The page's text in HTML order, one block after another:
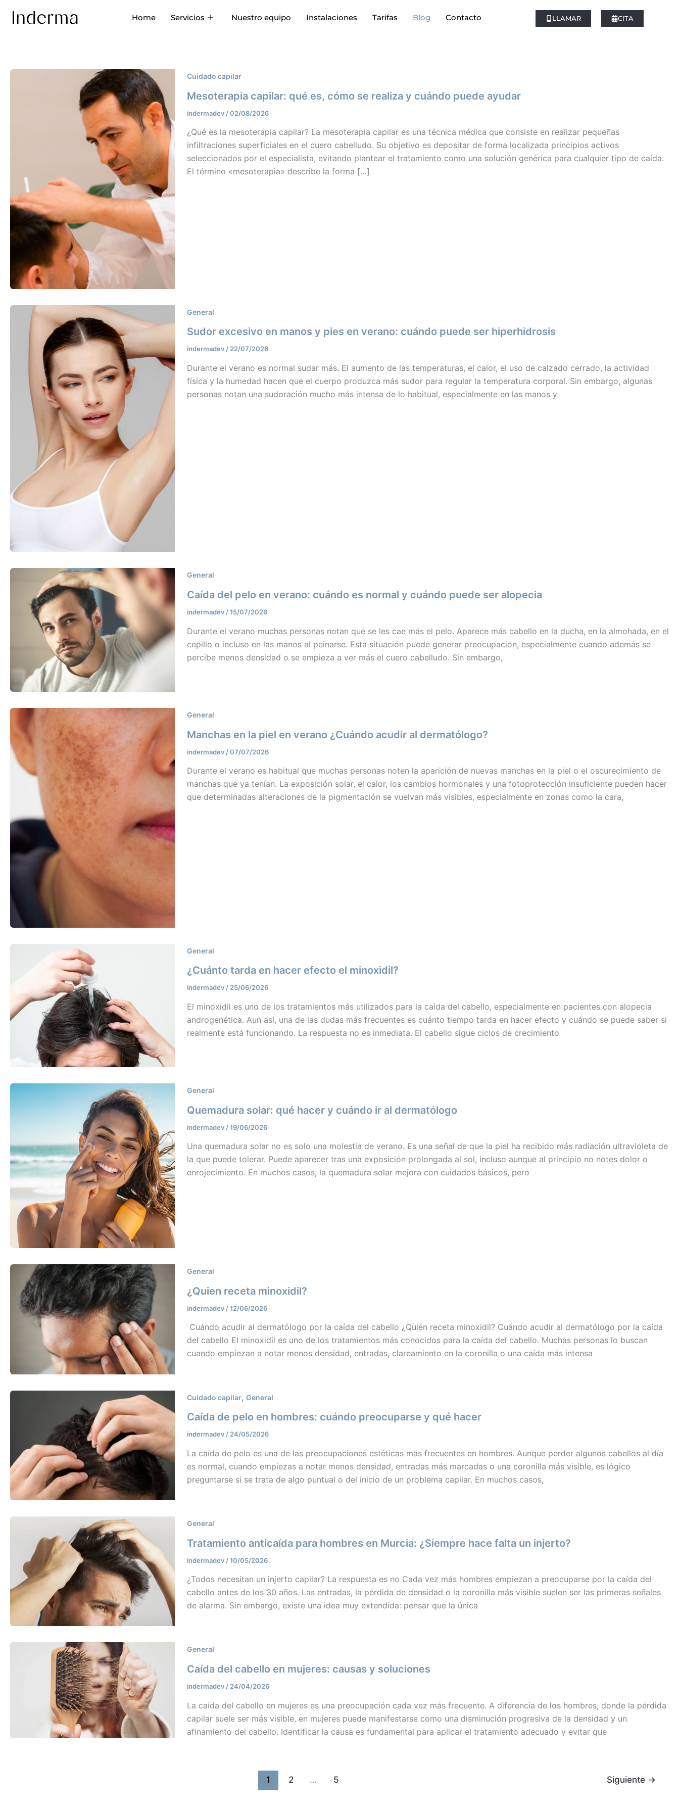
Home Servicios Nuestro equipo Instalaciones Tarifas Blog Contacto LLAMAR CITA
Cuidado capilar
Mesoterapia capilar: qué es, cómo se realiza y cuándo puede ayudar
indermadev /02/08/2026
¿Qué es la mesoterapia capilar? La mesoterapia capilar es una técnica médica que consiste en realizar pequeñas
infiltraciones superficiales en el cuero cabelludo. Su objetivo es depositar de forma localizada principios activos
seleccionados por el especialista, evitando plantear el tratamiento como una solución genérica para cualquier tipo de caída.
El término «mesoterapia» describe la forma […]
General
Sudor excesivo en manos y pies en verano: cuándo puede ser hiperhidrosis
indermadev/ 22/07/2026
Durante el verano es normal sudar más. El aumento de las temperaturas, el calor, el uso de calzado cerrado, la actividad
física y la humedad hacen que el cuerpo produzca más sudor para regular la temperatura corporal. Sin embargo, algunas
personas notan una sudoración mucho más intensa de lo habitual, especialmente en las manos y
General
Caída del pelo en verano: cuándo es normal y cuándo puede ser alopecia
indermadev/15/07/2026
Durante el verano muchas personas notan que se les cae más el pelo. Aparece más cabello en la ducha, en la almohada, en el
cepillo o incluso en las manos al peinarse. Esta situación puede generar preocupación, especialmente cuando además se
percibe menos densidad o se empieza a ver más el cuero cabelludo. Sin embargo,
General
Manchas en la piel en verano ¿Cuándo acudir al dermatólogo?
indermadev /07/07/2026
Durante el verano es habitual que muchas personas noten la aparición de nuevas manchas en la piel o el oscurecimiento de
manchas que ya tenían. La exposición solar, el calor, los cambios hormonales y una fotoprotección insuficiente pueden hacer
que determinadas alteraciones de la pigmentación se vuelvan más visibles, especialmente en zonas como la cara,
General
¿Cuánto tarda en hacer efecto el minoxidil?
indermadev/ 25/06/2026
El minoxidil es uno de los tratamientos más utilizados para la caída del cabello, especialmente en pacientes con alopecia
androgenética. Aun así, una de las dudas más frecuentes es cuánto tiempo tarda en hacer efecto y cuándo se puede saber si
realmente está funcionando. La respuesta no es inmediata. El cabello sigue ciclos de crecimiento
General
Quemadura solar: qué hacer y cuándo ir al dermatólogo
indermadev /19/06/2026
Una quemadura solar no es solo una molestia de verano. Es una señal de que la piel ha recibido más radiación ultravioleta de
la que puede tolerar. Puede aparecer tras una exposición prolongada al sol, incluso aunque al principio no notes dolor o
enrojecimiento. En muchos casos, la quemadura solar mejora con cuidados básicos, pero
General
¿Quien receta minoxidil?
indermadev /12/06/2026
Cuándo acudir al dermatólogo por la caída del cabello ¿Quién receta minoxidil? Cuándo acudir al dermatólogo por la caída
del cabello El minoxidil es uno de los tratamientos más conocidos para la caída del cabello. Muchas personas lo buscan
cuando empiezan a notar menos densidad, entradas, clareamiento en la coronilla o una caída más intensa
Cuidado capilar, General
Caída de pelo en hombres: cuándo preocuparse y qué hacer
indermadev/ 24/05/2026
La caída de pelo es una de las preocupaciones estéticas más frecuentes en hombres. Aunque perder algunos cabellos al día
es normal, cuando empiezas a notar menos densidad, entradas más marcadas o una coronilla más visible, es lógico
preguntarse si se trata de algo puntual o del inicio de un problema capilar. En muchos casos,
General
Tratamiento anticaída para hombres en Murcia: ¿Siempre hace falta un injerto?
indermadev /10/05/2026
¿Todos necesitan un injerto capilar? La respuesta es no Cada vez más hombres empiezan a preocuparse por la caída del
cabello antes de los 30 años. Las entradas, la pérdida de densidad o la coronilla más visible suelen ser las primeras señales
de alarma. Sin embargo, existe una idea muy extendida: pensar que la única
General
Caída del cabello en mujeres: causas y soluciones
indermadev / 24/04/2026
La caída del cabello en mujeres es una preocupación cada vez más frecuente. A diferencia de los hombres, donde la pérdida
capilar suele ser más visible, en mujeres puede manifestarse como una disminución progresiva de la densidad y un
afinamiento del cabello. Identificar la causa es fundamental para aplicar el tratamiento adecuado y evitar que
1 2 … 5 Siguiente →